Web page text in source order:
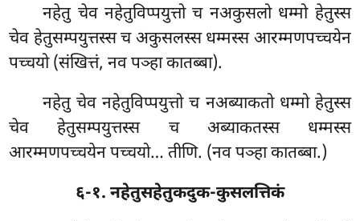
नहेतु चेव नहेतुविप्पयुत्तो च नअकुसलो धम्मो हेतुस्स
चेव हेतुसम्पयुत्तस्स च अकुसलस्स धम्मस्स आरम्मणपच्चयेन
पच्चयो (संखित्तं, नव पञ्हा कातब्बा).
नहेतुचेव नहेतुविप्पयुत्तो च नअब्याकतो धम्मो हेतुस्स
चेव हेतुसम्पयुत्तस्स च अब्याकतस्स धम्मस्स
आरम्मणपच्चयेन पच्चयो… तीणि. (नव पञ्हा कातब्बा.)
६-१. नहेतुसहेतुकदुक-कुसलत्तिकं